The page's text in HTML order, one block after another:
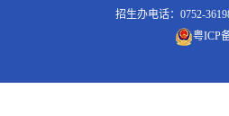
招生办电话：0752-
粤ICP